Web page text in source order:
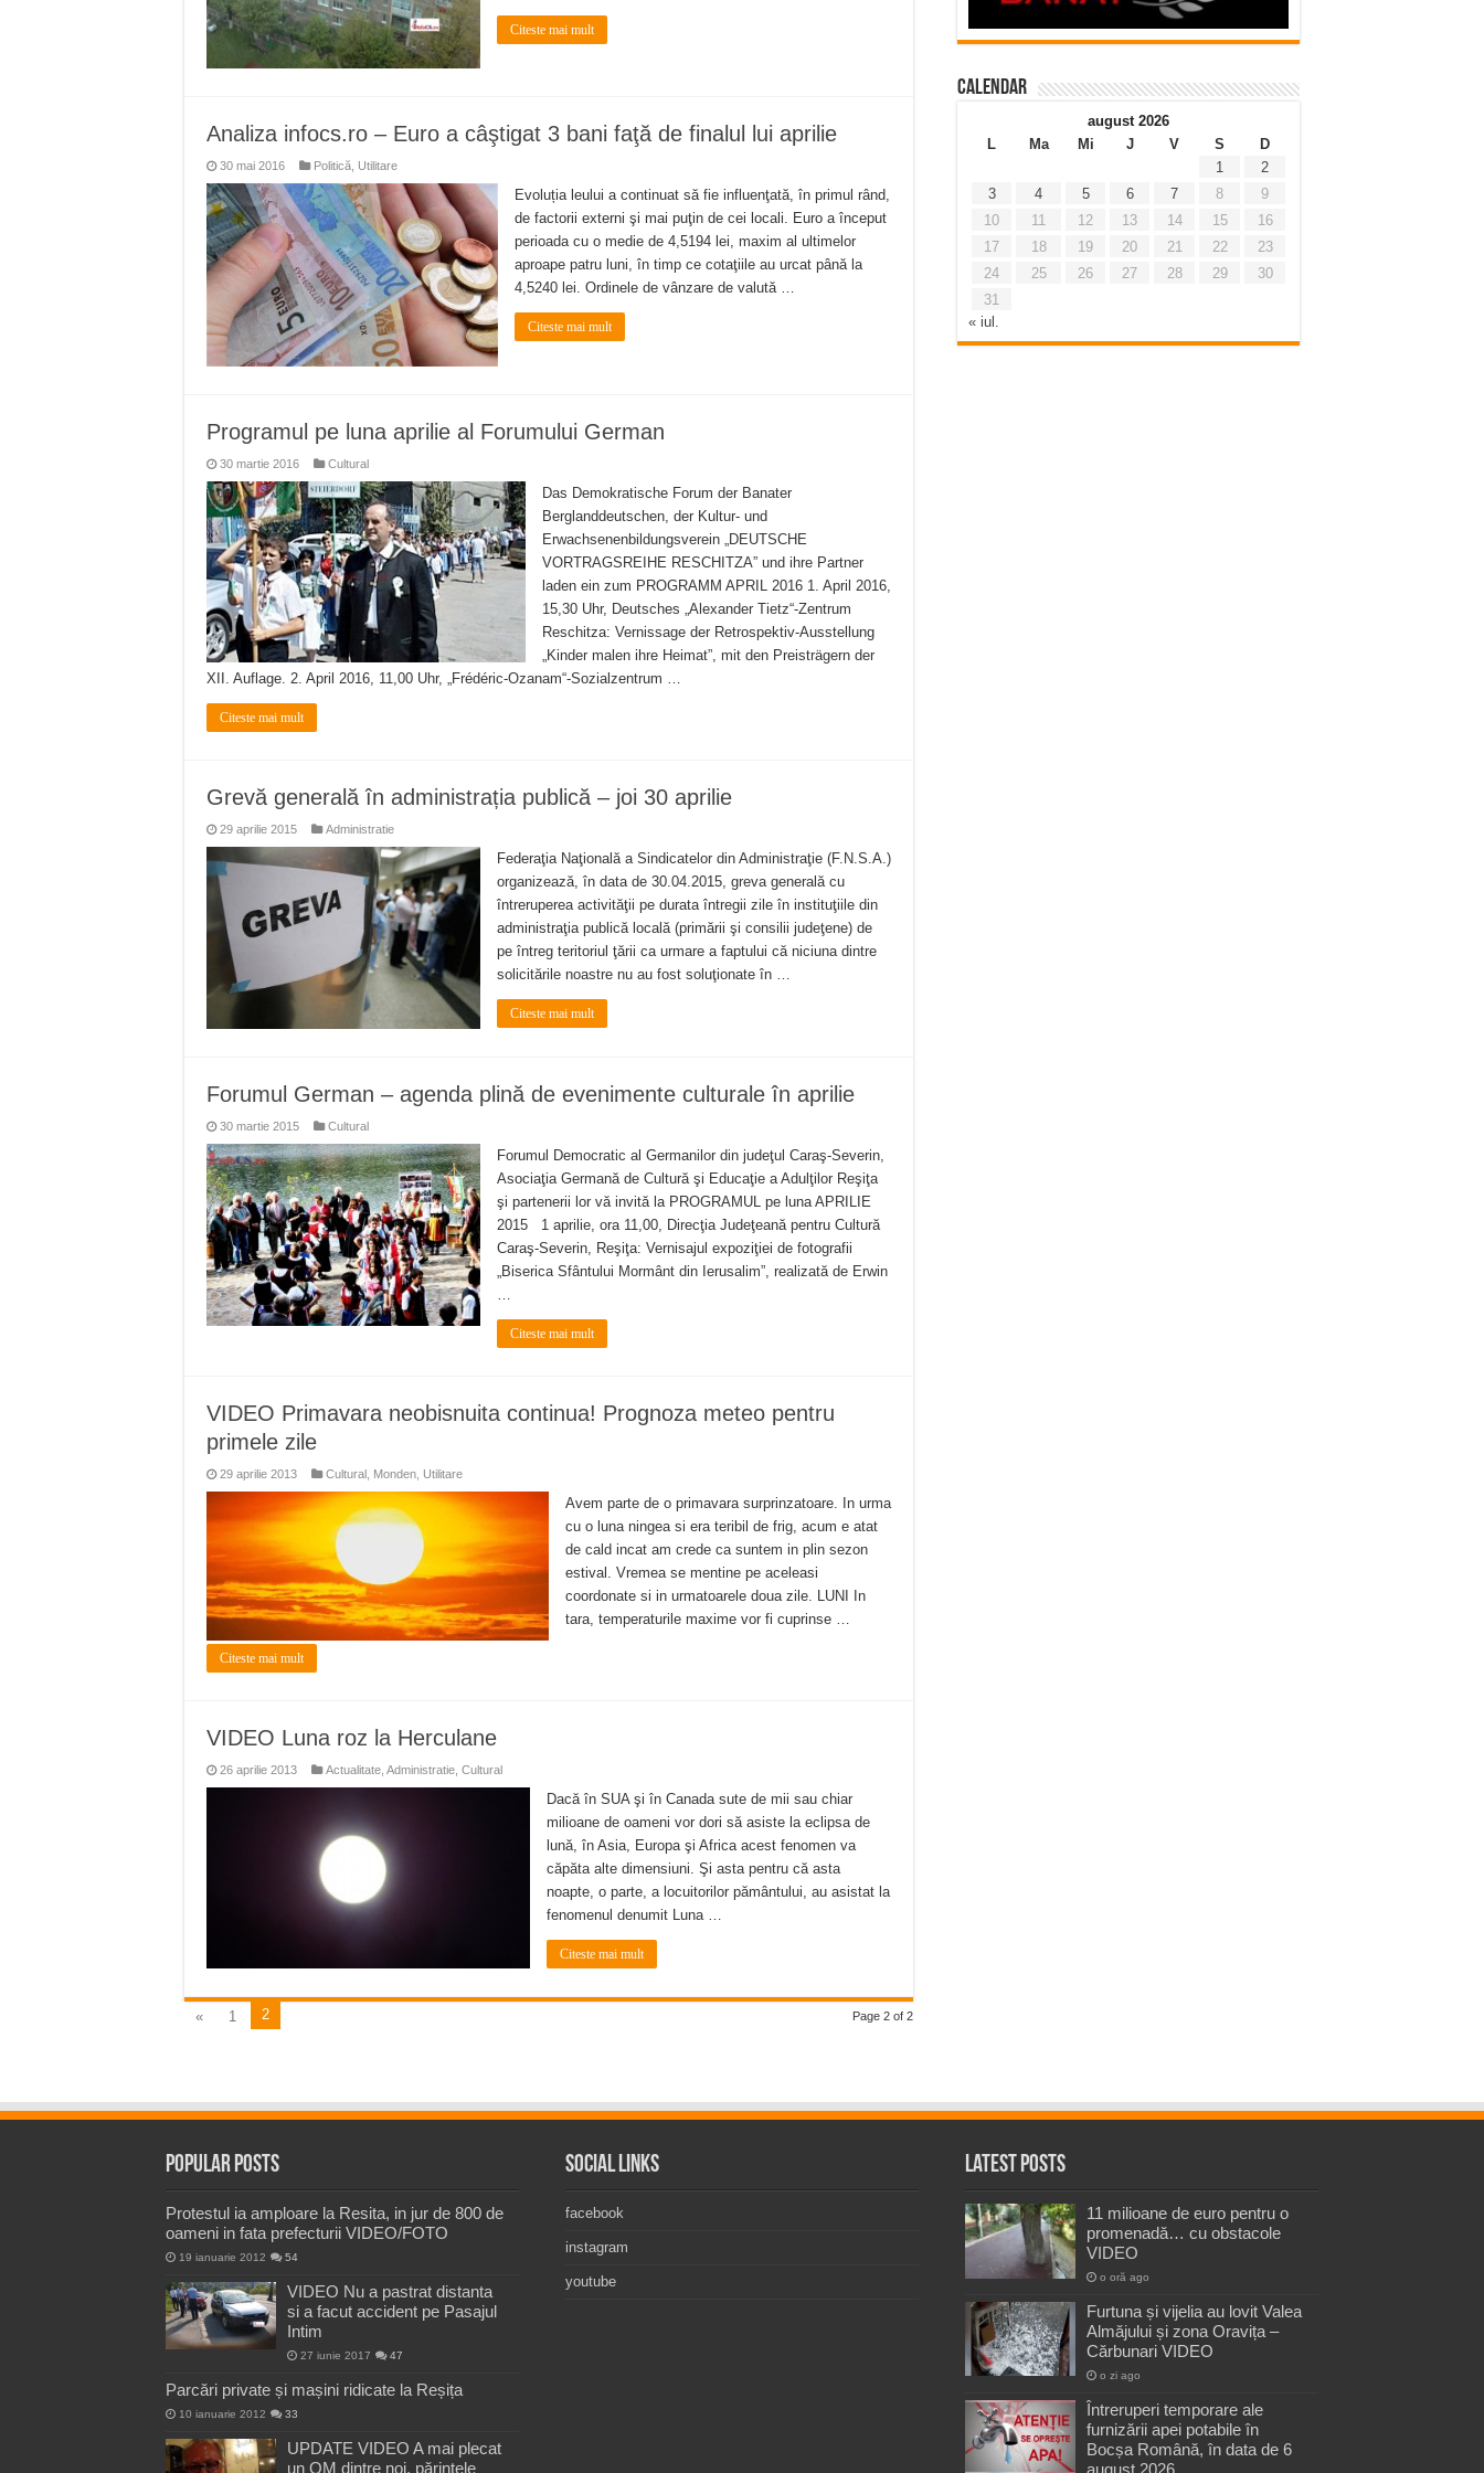
Citeste mai mult
Analiza infocs.ro – Euro a câştigat 3 bani faţă de finalul lui aprilie
30 mai 2016 Politică Utilitare
Evoluția leului a continuat să fie influenţată, în primul rând,
de factorii externi şi mai puţin de cei locali. Euro a început
perioada cu o medie de 4,5194 lei, maxim al ultimelor
aproape patru luni, în timp ce cotaţiile au urcat până la
4,5240 lei. Ordinele de vânzare de valută …
Citeste mai mult
Programul pe luna aprilie al Forumului German
30 martie 2016 Cultural
Das Demokratische Forum der Banater
Berglanddeutschen, der Kultur- und
Erwachsenenbildungsverein „DEUTSCHE
VORTRAGSREIHE RESCHITZA” und ihre Partner
laden ein zum PROGRAMM APRIL 2016 1. April 2016,
15,30 Uhr, Deutsches „Alexander Tietz“-Zentrum
Reschitza: Vernissage der Retrospektiv-Ausstellung
„Kinder malen ihre Heimat”, mit den Preisträgern der
XII. Auflage. 2. April 2016, 11,00 Uhr, „Frédéric-Ozanam“-Sozialzentrum …
Citeste mai mult
Grevă generală în administrația publică – joi 30 aprilie
29 aprilie 2015 Administratie
Federaţia Naţională a Sindicatelor din Administraţie (F.N.S.A.)
organizează, în data de 30.04.2015, greva generală cu
întreruperea activităţii pe durata întregii zile în instituţiile din
administraţia publică locală (primării şi consilii judeţene) de
pe întreg teritoriul ţării ca urmare a faptului că niciuna dintre
solicitările noastre nu au fost soluţionate în …
Citeste mai mult
Forumul German – agenda plină de evenimente culturale în aprilie
30 martie 2015 Cultural
Forumul Democratic al Germanilor din judeţul Caraş-Severin,
Asociaţia Germană de Cultură şi Educaţie a Adulţilor Reşiţa
şi partenerii lor vă invită la PROGRAMUL pe luna APRILIE
2015 1 aprilie, ora 11,00, Direcţia Judeţeană pentru Cultură
Caraş-Severin, Reşiţa: Vernisajul expoziţiei de fotografii
„Biserica Sfântului Mormânt din Ierusalim”, realizată de Erwin
…
Citeste mai mult
VIDEO Primavara neobisnuita continua! Prognoza meteo pentru
primele zile
29 aprilie 2013 Cultural Monden Utilitare
Avem parte de o primavara surprinzatoare. In urma
cu o luna ningea si era teribil de frig, acum e atat
de cald incat am crede ca suntem in plin sezon
estival. Vremea se mentine pe aceleasi
coordonate si in urmatoarele doua zile. LUNI In
tara, temperaturile maxime vor fi cuprinse …
Citeste mai mult
VIDEO Luna roz la Herculane
26 aprilie 2013 Actualitate Administratie Cultural
Dacă în SUA şi în Canada sute de mii sau chiar
milioane de oameni vor dori să asiste la eclipsa de
lună, în Asia, Europa şi Africa acest fenomen va
căpăta alte dimensiuni. Şi asta pentru că asta
noapte, o parte, a locuitorilor pământului, au asistat la
fenomenul denumit Luna …
Citeste mai mult
Page 2 of 2
« 1 2
Calendar
august 2026
L
Ma Mi J V S
D
1
2
3
4 5 6 7 8
9
10
11 12 13 14 15
16
17
18 19 20 21 22
23
24
25 26 27 28 29
30
31
« iul.
Popular Posts
Protestul ia amploare la Resita, in jur de 800 de
oameni in fata prefecturii VIDEO/FOTO
19 ianuarie 2012 54
VIDEO Nu a pastrat distanta
si a facut accident pe Pasajul
Intim
27 iunie 2017 47
Parcări private și mașini ridicate la Reșița
10 ianuarie 2012 33
UPDATE VIDEO A mai plecat
un OM dintre noi, părintele
Social Links
facebook
instagram
youtube
Latest Posts
11 milioane de euro pentru o
promenadă… cu obstacole
VIDEO
o oră ago
Furtuna și vijelia au lovit Valea
Almăjului și zona Oravița –
Cărbunari VIDEO
o zi ago
Întreruperi temporare ale
furnizării apei potabile în
Bocșa Română, în data de 6